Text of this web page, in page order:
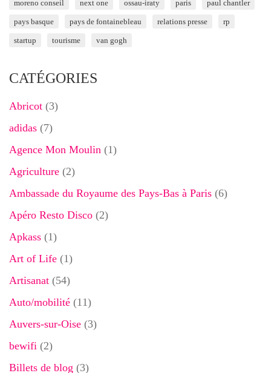
moreno conseil next one ossau-iraty paris paul chantler
pays basque pays de fontainebleau relations presse rp
startup tourisme van gogh
CATÉGORIES
Abricot (3)
adidas (7)
Agence Mon Moulin (1)
Agriculture (2)
Ambassade du Royaume des Pays-Bas à Paris (6)
Apéro Resto Disco (2)
Apkass (1)
Art of Life (1)
Artisanat (54)
Auto/mobilité (11)
Auvers-sur-Oise (3)
bewifi (2)
Billets de blog (3)